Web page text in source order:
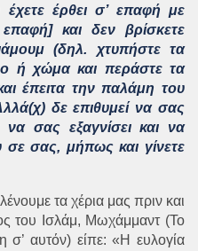
έρθει σ’ επαφή με
επαφή] και δεν βρίσκετε
(δηλ. χτυπήστε τα
ή χώμα και περάστε τα
έπειτα την παλάμη του
δε επιθυμεί να σας
σας εξαγνίσει και να
σας, μήπως και γίνετε
τα χέρια μας πριν και
του Ισλάμ, Μωχάμμαντ (Το
σ’ αυτόν) είπε: «Η ευλογία